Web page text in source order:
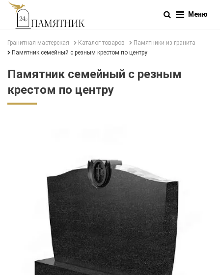
Меню
Гранитная мастерская Каталог товаров
Памятники из гранита
Памятник семейный с резным крестом по центру
Памятник семейный с резным
крестом по центру